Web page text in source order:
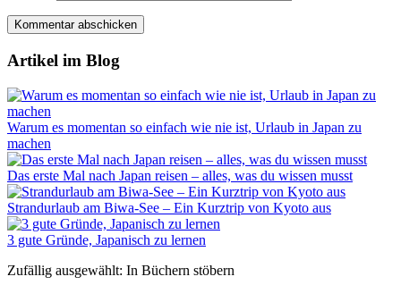
Artikel im Blog
Warum es momentan so einfach wie nie ist, Urlaub in Japan zu
machen
Das erste Mal nach Japan reisen – alles, was du wissen musst
Strandurlaub am Biwa-See – Ein Kurztrip von Kyoto aus
3 gute Gründe, Japanisch zu lernen
Zufällig ausgewählt: In Büchern stöbern